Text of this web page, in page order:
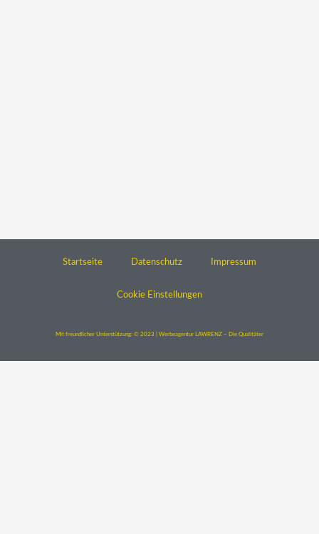
Startseite Datenschutz Impressum
Cookie Einstellungen
Mit freundlicher Unterstützung: © 2023 | Werbeagentur LAWRENZ – Die Qualitäter